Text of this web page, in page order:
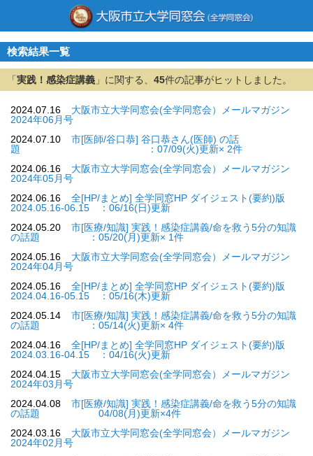
検索結果一覧
「 実践！感染症講義 」に関する、 45件の記事がヒットしました。
2024.07.16
大阪市立大学同窓会(全学同窓会）メールマガジン
2024年06月号
2024.07.10
市[医師/谷口恭] 谷口恭さん(医師) の話
題 ：07/09(火)更新× 2件
2024.06.16
大阪市立大学同窓会(全学同窓会）メールマガジン
2024年05月号
2024.06.16
全[HP/まとめ] 全学同窓HP ダイジェスト(要約)版
2024.05.16-06.15 ：06/16(日)更新
2024.05.20
市[医療/知識] 実践！感染症講義/命を救う5分の知識
の話題 ：05/20(月)更新× 1件
2024.05.16
大阪市立大学同窓会(全学同窓会）メールマガジン
2024年04月号
2024.05.16
全[HP/まとめ] 全学同窓HP ダイジェスト(要約)版
2024.04.16-05.15 ：05/16(木)更新
2024.05.14
市[医療/知識] 実践！感染症講義/命を救う5分の知識
の話題 ：05/14(火)更新× 4件
2024.04.16
全[HP/まとめ] 全学同窓HP ダイジェスト(要約)版
2024.03.16-04.15 ：04/16(火)更新
2024.04.15
大阪市立大学同窓会(全学同窓会）メールマガジン
2024年03月号
2024.04.08
市[医療/知識] 実践！感染症講義/命を救う5分の知識
の話題 04/08(月)更新×4件
2024.03.16
大阪市立大学同窓会(全学同窓会）メールマガジン
2024年02月号